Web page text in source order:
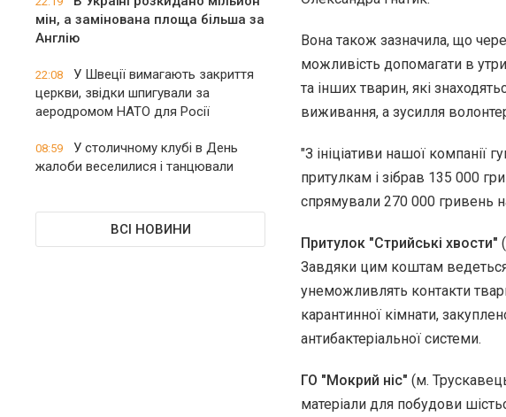
мін, а замінована площа більша за
Англію
22:08
У Швеції вимагають закриття
церкви, звідки шпигували за
аеродромом НАТО для Росії
08:59
У столичному клубі в День
жалоби веселилися і танцювали
ВСІ НОВИНИ
Вона також зазначила, що
можливість допомагати в
та інших тварин, які
виживання, а зусилля
"З ініціативи нашої компанії
притулкам і зібрав 135 000
спрямували 270 000 гривень
Притулок "Стрийські хвости"
Завдяки цим коштам ведеться
унеможливлять контакти
карантинної кімнати,
антибактеріальної системи.
ГО "Мокрий ніс" (м.
матеріали для побудови